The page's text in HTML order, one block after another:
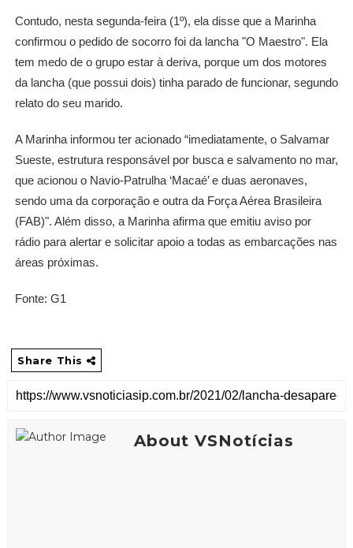
Contudo, nesta segunda-feira (1º), ela disse que a Marinha
confirmou o pedido de socorro foi da lancha "O Maestro". Ela
tem medo de o grupo estar à deriva, porque um dos motores
da lancha (que possui dois) tinha parado de funcionar, segundo
relato do seu marido.
A Marinha informou ter acionado “imediatamente, o Salvamar
Sueste, estrutura responsável por busca e salvamento no mar,
que acionou o Navio-Patrulha ‘Macaé’ e duas aeronaves,
sendo uma da corporação e outra da Força Aérea Brasileira
(FAB)". Além disso, a Marinha afirma que emitiu aviso por
rádio para alertar e solicitar apoio a todas as embarcações nas
áreas próximas.
Fonte: G1
Share This
About VSNotícias